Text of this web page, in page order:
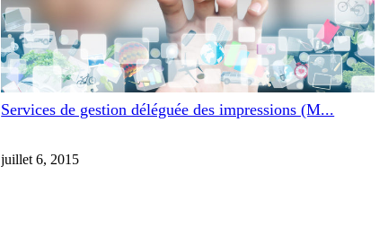
Services de gestion déléguée des impressions (M...
juillet 6, 2015